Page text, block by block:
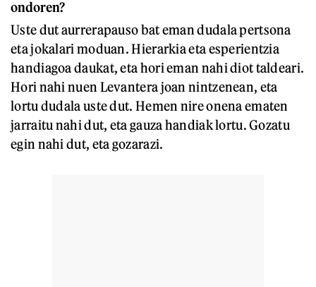
ondoren?
Uste dut aurrerapauso bat eman dudala pertsona
eta jokalari moduan. Hierarkia eta esperientzia
handiagoa daukat, eta hori eman nahi diot taldeari.
Hori nahi nuen Levantera joan nintzenean, eta
lortu dudala uste dut. Hemen nire onena ematen
jarraitu nahi dut, eta gauza handiak lortu. Gozatu
egin nahi dut, eta gozarazi.